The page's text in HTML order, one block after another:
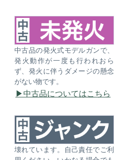
中古品の発火式モデルガンで、
発火動作が一度も行われおら
ず、発火に伴うダメージの懸念
がない物です。
中古品についてはこちら
壊れています。自己責任でご利